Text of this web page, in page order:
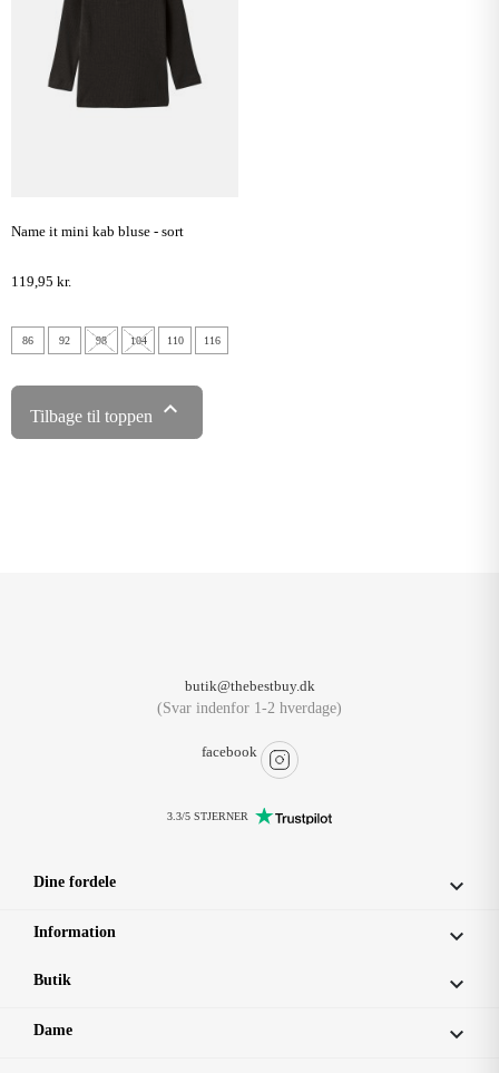
name it mini kab bluse - sort
119,95 kr.
86 92 98 104 110 116
Tilbage til toppen 
butik@thebestbuy.dk
(Svar indenfor 1-2 hverdage)
facebook
3.3/5 STJERNER
Dine fordele 
Information 
Butik 
Dame 